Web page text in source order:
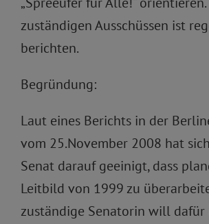
zuständigen Ausschüssen ist
berichten.
Begründung:
Laut eines Berichts in der
vom 25.November 2008 hat
Senat darauf geeinigt, dass
Leitbild von 1999 zu
zuständige Senatorin will dafür